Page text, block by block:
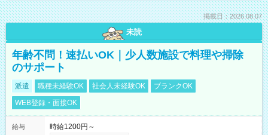
掲載日：2026.08.07
未読
年齢不問！速払いOK｜少人数施設で料理や掃除
のサポート
派遣 職種未経験OK 社会人未経験OK
ブランクOK
WEB登録・面接OK
給与
時給1200円～